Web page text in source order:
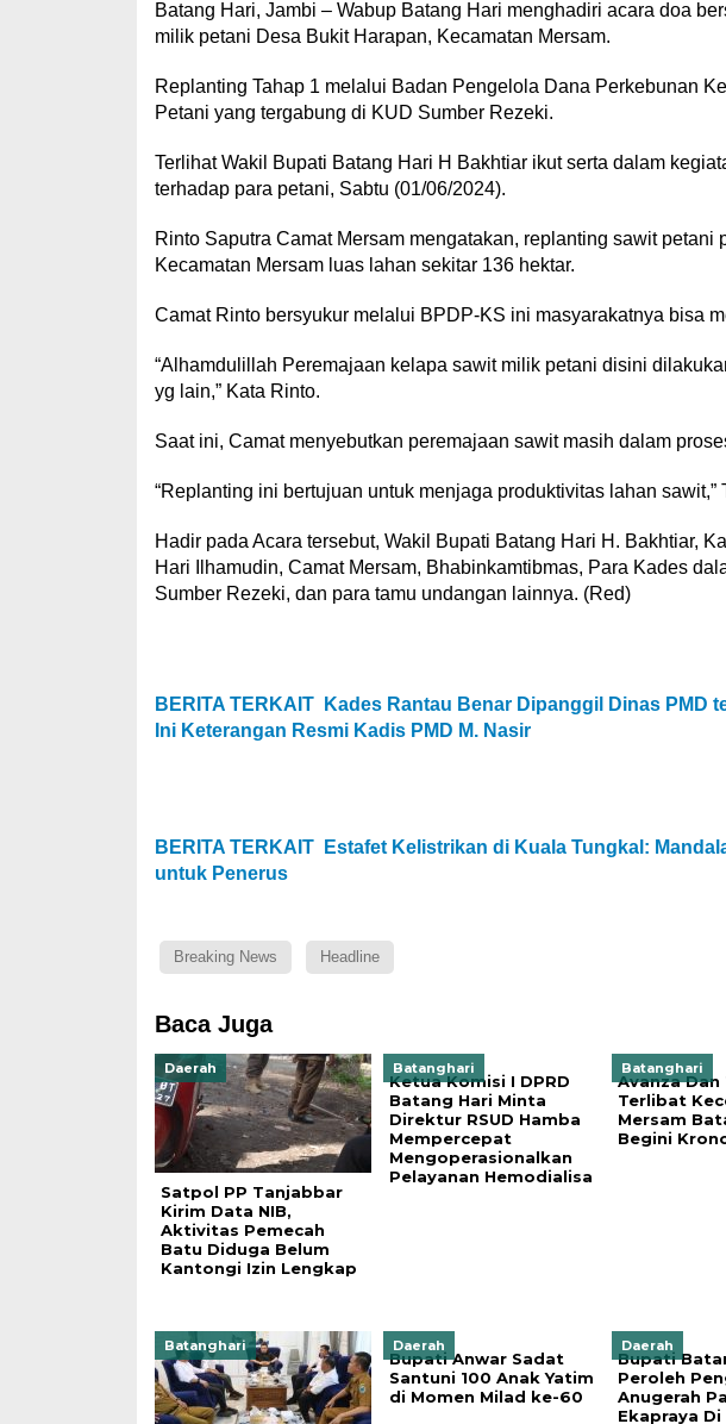
Batang Hari, Jambi – Wabup Batang Hari menghadiri acara doa
milik petani Desa Bukit Harapan, Kecamatan Mersam.
Replanting Tahap 1 melalui Badan Pengelola Dana Perkebunan
Petani yang tergabung di KUD Sumber Rezeki.
Terlihat Wakil Bupati Batang Hari H Bakhtiar ikut serta dalam
terhadap para petani, Sabtu (01/06/2024).
Rinto Saputra Camat Mersam mengatakan, replanting sawit petani
Kecamatan Mersam luas lahan sekitar 136 hektar.
Camat Rinto bersyukur melalui BPDP-KS ini masyarakatnya bisa
“Alhamdulillah Peremajaan kelapa sawit milik petani disini
yg lain,” Kata Rinto.
Saat ini, Camat menyebutkan peremajaan sawit masih dalam
“Replanting ini bertujuan untuk menjaga produktivitas lahan sawit,”
Hadir pada Acara tersebut, Wakil Bupati Batang Hari H. Bakhtiar,
Hari Ilhamudin, Camat Mersam, Bhabinkamtibmas, Para Kades
Sumber Rezeki, dan para tamu undangan lainnya. (Red)
BERITA TERKAIT
Kades Rantau Benar Dipanggil Dinas PMD
Ini Keterangan Resmi Kadis PMD M. Nasir
BERITA TERKAIT
Estafet Kelistrikan di Kuala Tungkal:
untuk Penerus
Breaking News Headline
Baca Juga
Daerah
Satpol PP Tanjabbar
Kirim Data NIB,
Aktivitas Pemecah
Batu Diduga Belum
Kantongi Izin Lengkap
Batanghari
Ketua Komisi I DPRD
Batang Hari Minta
Direktur RSUD Hamba
Mempercepat
Mengoperasionalkan
Pelayanan Hemodialisa
Batanghari
Avanza Dan
Terlibat
Mersam
Begini
Batanghari Daerah
Bupati Anwar Sadat
Santuni 100 Anak Yatim
di Momen Milad ke-60
Daerah
Bupati
Peroleh
Anugerah
Ekapraya